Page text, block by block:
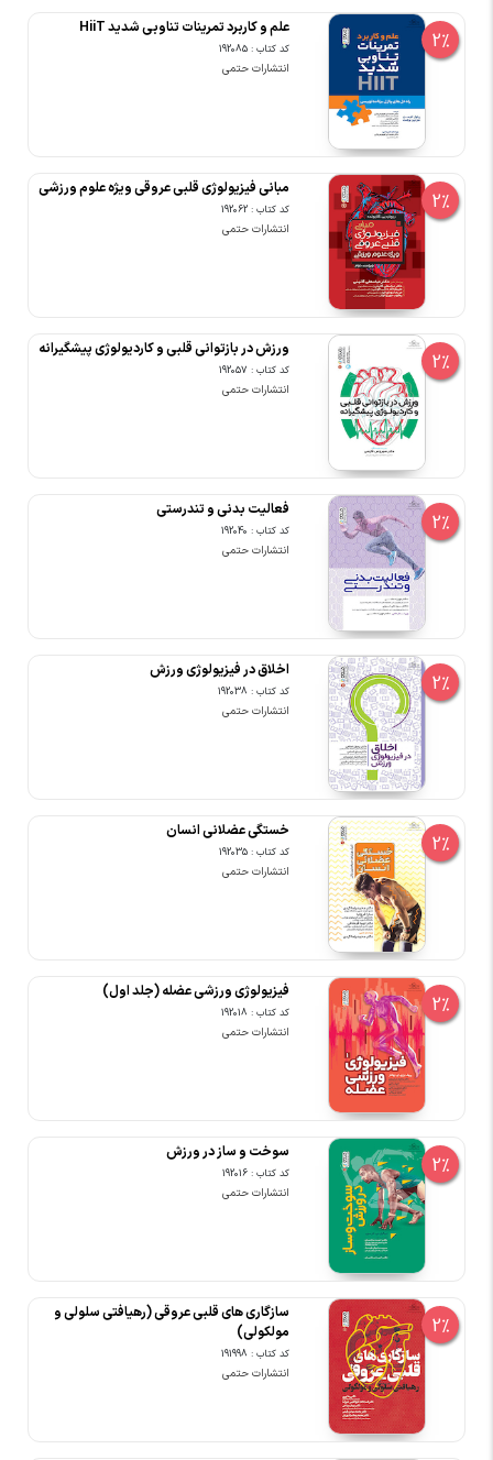
2%
علم و کاربرد تمرینات تناوبی شدید HiiT
کد کتاب : 192085
انتشارات حتمی
2%
مبانی فیزیولوژی قلبی عروقی ویژه علوم ورزشی
کد کتاب : 192062
انتشارات حتمی
2%
ورزش در بازتوانی قلبی و کاردیولوژی پیشگیرانه
کد کتاب : 192057
انتشارات حتمی
2%
فعالیت بدنی و تندرستی
کد کتاب : 192040
انتشارات حتمی
2%
اخلاق در فیزیولوژی ورزش
کد کتاب : 192038
انتشارات حتمی
2%
خستگی عضلانی انسان
کد کتاب : 192035
انتشارات حتمی
2%
فیزیولوژی ورزشی عضله (جلد اول)
کد کتاب : 192018
انتشارات حتمی
2%
سوخت و ساز در ورزش
کد کتاب : 192016
انتشارات حتمی
2%
سازگاری های قلبی عروقی (رهیافتی سلولی و
مولکولی)
کد کتاب : 191998
انتشارات حتمی